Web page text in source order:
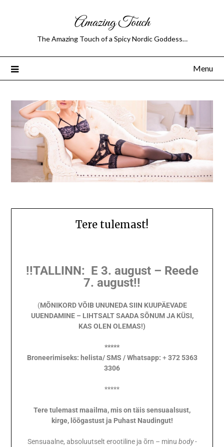
Amazing Touch
The Amazing Touch of a Spicy Nordic Goddess…
Menu
Tere tulemast!
!!TALLINN: E 3. august – Reede
7. august!!
(MÕNIKORD VÕIB UNUNEDA SIIN KUUPÄEVADE
UUENDAMINE – LIHTSALT SAADA SÕNUM JA KÜSI,
KAS OLEN OLEMAS!)
*****
Broneerimiseks: helista/ SMS / Whatsapp: +372 5363
3306
*****
Tere tulemast maailma, mis on täis sensuaalsust,
kirge, lõõgastust ja Puhast Naudingut!
Sensuaalne, absoluutselt erootiline ja õrn – minu body -